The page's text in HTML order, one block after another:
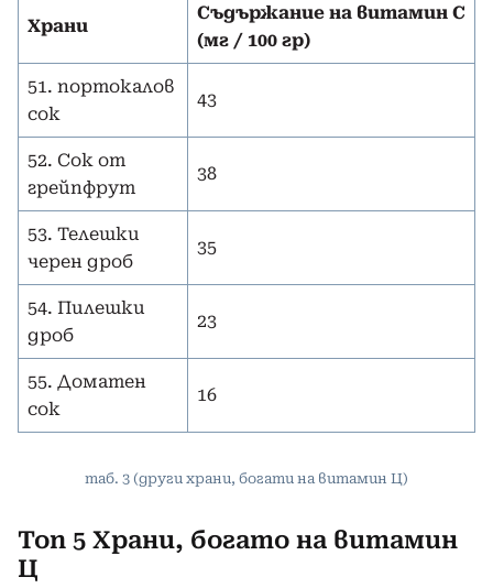
Храни
Съдържание на витамин С
(мг / 100 гр)
51. портокалов
сок
43
52. Сок от
грейпфрут
38
53. Телешки
черен дроб
35
54. Пилешки
дроб
23
55. Доматен
сок
16
таб. 3 (други храни, богати на витамин Ц)
Топ 5 Храни, богато на витамин
Ц